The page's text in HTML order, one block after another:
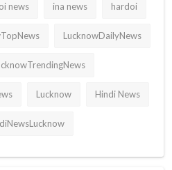
news ina news hardoi
LucknowDailyNews
Lucknow Hindi News